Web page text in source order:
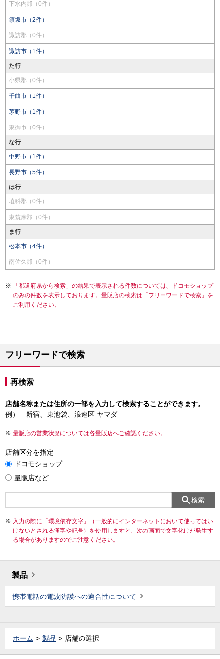
下水内郡（0件）
須坂市（2件）
諏訪郡（0件）
諏訪市（1件）
た行
小県郡（0件）
千曲市（1件）
茅野市（1件）
東御市（0件）
な行
中野市（1件）
長野市（5件）
は行
埴科郡（0件）
東筑摩郡（0件）
ま行
松本市（4件）
南佐久郡（0件）
「都道府県から検索」の結果で表示される件数については、ドコモショップ
のみの件数を表示しております。量販店の検索は「フリーワードで検索」を
ご利用ください。
フリーワードで検索
再検索
店舗名称または住所の一部を入力して検索することができます。
例） 新宿、東池袋、浪速区 ヤマダ
量販店の営業状況については各量販店へご確認ください。
店舗区分を指定
ドコモショップ
量販店など
検索
入力の際に「環境依存文字」（一般的にインターネットにおいて使ってはい
けないとされる漢字や記号）を使用しますと、次の画面で文字化けが発生す
る場合がありますのでご注意ください。
製品
携帯電話の電波防護への適合性について
ホーム 製品 店舗の選択